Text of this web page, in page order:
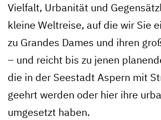
Vielfalt, Urbanität und
kleine Weltreise, auf die wir Sie
zu Grandes Dames und ihren
– und reicht bis zu jenen
die in der Seestadt Aspern mit
geehrt werden oder hier ihre
umgesetzt haben.